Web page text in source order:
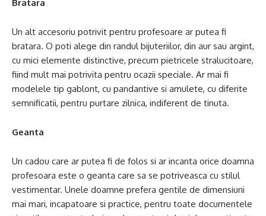
Bratara
Un alt accesoriu potrivit pentru profesoare ar putea fi
bratara. O poti alege din randul bijuteriilor, din aur sau argint,
cu mici elemente distinctive, precum pietricele stralucitoare,
fiind mult mai potrivita pentru ocazii speciale. Ar mai fi
modelele tip gablont, cu pandantive si amulete, cu diferite
semnificatii, pentru purtare zilnica, indiferent de tinuta.
Geanta
Un cadou care ar putea fi de folos si ar incanta orice doamna
profesoara este o geanta care sa se potriveasca cu stilul
vestimentar. Unele doamne prefera gentile de dimensiuni
mai mari, incapatoare si practice, pentru toate documentele